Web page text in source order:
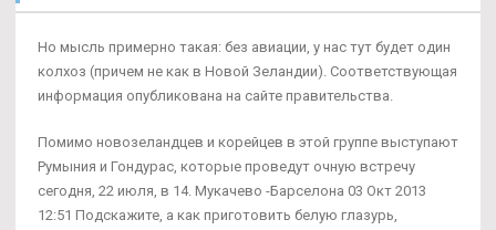
Но мысль примерно такая: без авиации, у нас тут будет один
колхоз (причем не как в Новой Зеландии). Соответствующая
информация опубликована на сайте правительства.
Помимо новозеландцев и корейцев в этой группе выступают
Румыния и Гондурас, которые проведут очную встречу
сегодня, 22 июля, в 14. Мукачево -Барселона 03 Окт 2013
12:51 Подскажите, а как приготовить белую глазурь,